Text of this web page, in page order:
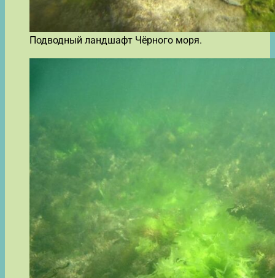
Подводный ландшафт Чёрного моря.